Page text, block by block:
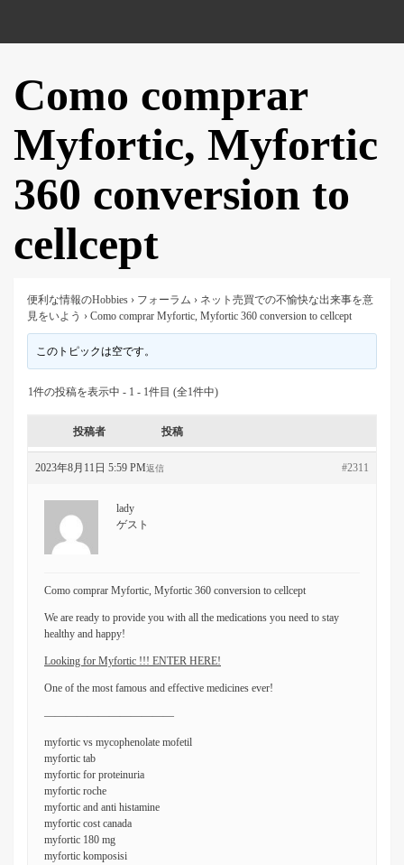
Como comprar
Myfortic, Myfortic
360 conversion to
cellcept
便利な情報のHobbies › フォーラム › ネット売買での不愉快な出来事を意
見をいよう › Como comprar Myfortic, Myfortic 360 conversion to cellcept
このトピックは空です。
1件の投稿を表示中 - 1 - 1件目 (全1件中)
投稿者 投稿
2023年8月11日 5:59 PM #2311
返信
lady
ゲスト
Como comprar Myfortic, Myfortic 360 conversion to cellcept
We are ready to provide you with all the medications you need to stay
healthy and happy!
Looking for Myfortic !!! ENTER HERE!
One of the most famous and effective medicines ever!
————————————
myfortic vs mycophenolate mofetil
myfortic tab
myfortic for proteinuria
myfortic roche
myfortic and anti histamine
myfortic cost canada
myfortic 180 mg
myfortic komposisi